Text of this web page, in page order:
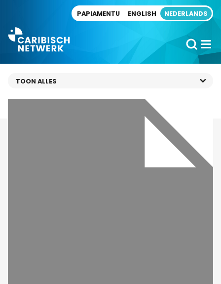
PAPIAMENTU ENGLISH NEDERLANDS